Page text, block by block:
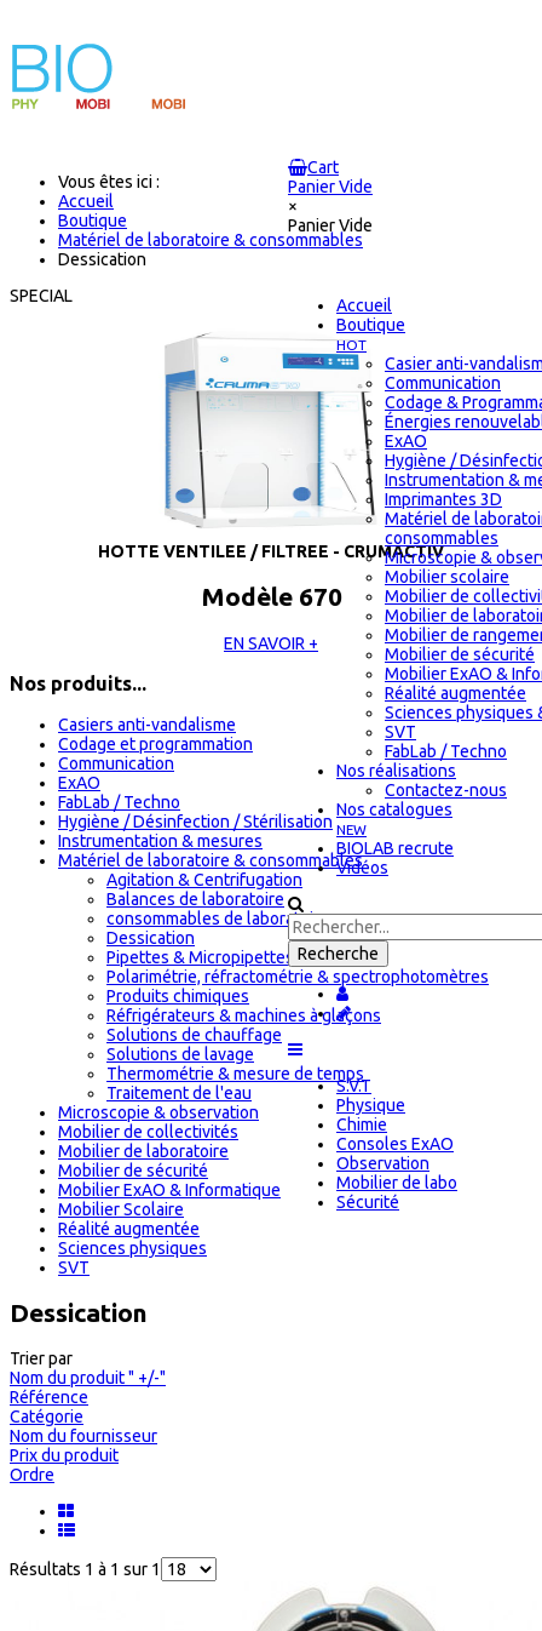
Cart
Panier Vide
×
Panier Vide
Accueil
Boutique
HOT
Casier anti-
Communication
Codage &
Énergies
ExAO
Hygiène /
Instrumentation &
Imprimantes 3D
Matériel de
consommables
Microscopie &
Mobilier scolaire
Mobilier de
Mobilier de
Mobilier de
Mobilier de sécurité
Mobilier ExAO &
Réalité augmentée
Sciences physiques
SVT
FabLab / Techno
Nos réalisations
Contactez-nous
Nos catalogues
NEW
BIOLAB recrute
Vidéos
S.V.T
Physique
Chimie
Consoles ExAO
Observation
Mobilier de labo
Sécurité
Vous êtes ici :
Accueil
Boutique
Matériel de laboratoire & consommables
Dessication
SPECIAL
HOTTE VENTILEE / FILTREE - CRUMACTIV
Modèle 670
EN SAVOIR +
Nos produits...
Casiers anti-vandalisme
Codage et programmation
Communication
ExAO
FabLab / Techno
Hygiène / Désinfection / Stérilisation
Instrumentation & mesures
Matériel de laboratoire & consommables
Agitation & Centrifugation
Balances de laboratoire
consommables de laboratoire
Dessication
Pipettes & Micropipettes
Polarimétrie, réfractométrie & spectrophotomètres
Produits chimiques
Réfrigérateurs & machines à glaçons
Solutions de chauffage
Solutions de lavage
Thermométrie & mesure de temps
Traitement de l'eau
Microscopie & observation
Mobilier de collectivités
Mobilier de laboratoire
Mobilier de sécurité
Mobilier ExAO & Informatique
Mobilier Scolaire
Réalité augmentée
Sciences physiques
SVT
Dessication
Trier par
Nom du produit " +/-"
Référence
Catégorie
Nom du fournisseur
Prix du produit
Ordre
Résultats 1 à 1 sur 1